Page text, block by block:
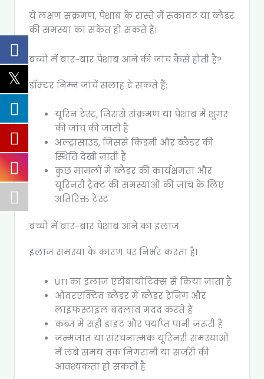
ये लक्षण संक्रमण, पेशाब के रास्ते में रुकावट या ब्लैडर
की समस्या का संकेत हो सकते हैं।
बच्चों में बार-बार पेशाब आने की जांच कैसे होती है?
डॉक्टर निम्न जांचें सलाह दे सकते हैं:
यूरिन टेस्ट, जिससे संक्रमण या पेशाब में शुगर
की जांच की जाती है
अल्ट्रासाउंड, जिससे किडनी और ब्लैडर की
स्थिति देखी जाती है
कुछ मामलों में ब्लैडर की कार्यक्षमता और
यूरिनरी ट्रैक्ट की समस्याओं की जांच के लिए
अतिरिक्त टेस्ट
बच्चों में बार-बार पेशाब आने का इलाज
इलाज समस्या के कारण पर निर्भर करता है।
UTI का इलाज एंटीबायोटिक्स से किया जाता है
ओवरएक्टिव ब्लैडर में ब्लैडर ट्रेनिंग और
लाइफस्टाइल बदलाव मदद करते हैं
कब्ज में सही डाइट और पर्याप्त पानी जरूरी है
जन्मजात या संरचनात्मक यूरिनरी समस्याओं
में लंबे समय तक निगरानी या सर्जरी की
आवश्यकता हो सकती है